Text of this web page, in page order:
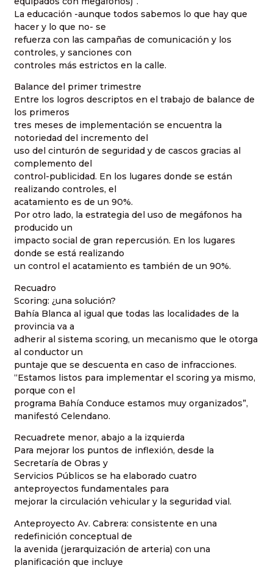
La educación -aunque todos sabemos lo que hay que
hacer y lo que no- se
refuerza con las campañas de comunicación y los
controles, y sanciones con
controles más estrictos en la calle.
Balance del primer trimestre
Entre los logros descriptos en el trabajo de balance de
los primeros
tres meses de implementación se encuentra la
notoriedad del incremento del
uso del cinturón de seguridad y de cascos gracias al
complemento del
control-publicidad. En los lugares donde se están
realizando controles, el
acatamiento es de un 90%.
Por otro lado, la estrategia del uso de megáfonos ha
producido un
impacto social de gran repercusión. En los lugares
donde se está realizando
un control el acatamiento es también de un 90%.
Recuadro
Scoring: ¿una solución?
Bahía Blanca al igual que todas las localidades de la
provincia va a
adherir al sistema scoring, un mecanismo que le otorga
al conductor un
puntaje que se descuenta en caso de infracciones.
“Estamos listos para implementar el scoring ya mismo,
porque con el
programa Bahía Conduce estamos muy organizados”,
manifestó Celendano.
Recuadrete menor, abajo a la izquierda
Para mejorar los puntos de inflexión, desde la
Secretaría de Obras y
Servicios Públicos se ha elaborado cuatro
anteproyectos fundamentales para
mejorar la circulación vehicular y la seguridad vial.
Anteproyecto Av. Cabrera: consistente en una
redefinición conceptual de
la avenida (jerarquización de arteria) con una
planificación que incluye